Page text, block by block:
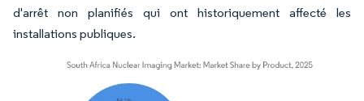
d'arrêt non planifiés qui ont historiquement affecté les
installations publiques.